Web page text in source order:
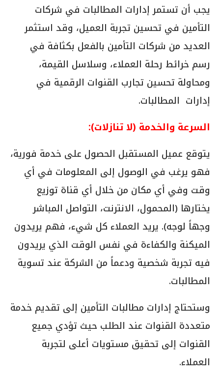
يجب أن تستمر إدارات المطالبات في شركات
التأمين في تحسين تجربة العميل، وقد استثمر
العديد من شركات التأمين بالفعل بكثافة في
رسم خرائط رحلة العملاء، وسلاسل القيمة،
ومحاولة تحسين تجارب القنوات الرقمية في
إدارات المطالبات.
السرعة والخدمة (لا تنازلات):
يتوقع عميل المستقبل الحصول على خدمة فورية،
فهو يرغب في الوصول إلى المعلومات في أي
وقت وفي أي مكان من خلال أي قناة توزيع
يختارها (المحمول، الانترنت، التواصل المباشر
وجهاً لوجه). يريد العملاء كل شيء، فهم يريدون
الميكنة والكفاءة في نفس الوقت الذي يريدون
فيه تجربة شخصية ودعماً من الشركة عند تسوية
المطالبات.
وستحتاج إدارات مطالبات التأمين إلى تقديم خدمة
متعددة القنوات عند الطلب حيث تؤدي جميع
القنوات إلى تحقيق مستويات أعلى لتجربة
العملاء.